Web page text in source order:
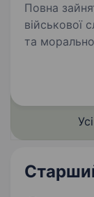
Повна зайнятість. Вимоги:
військової
та